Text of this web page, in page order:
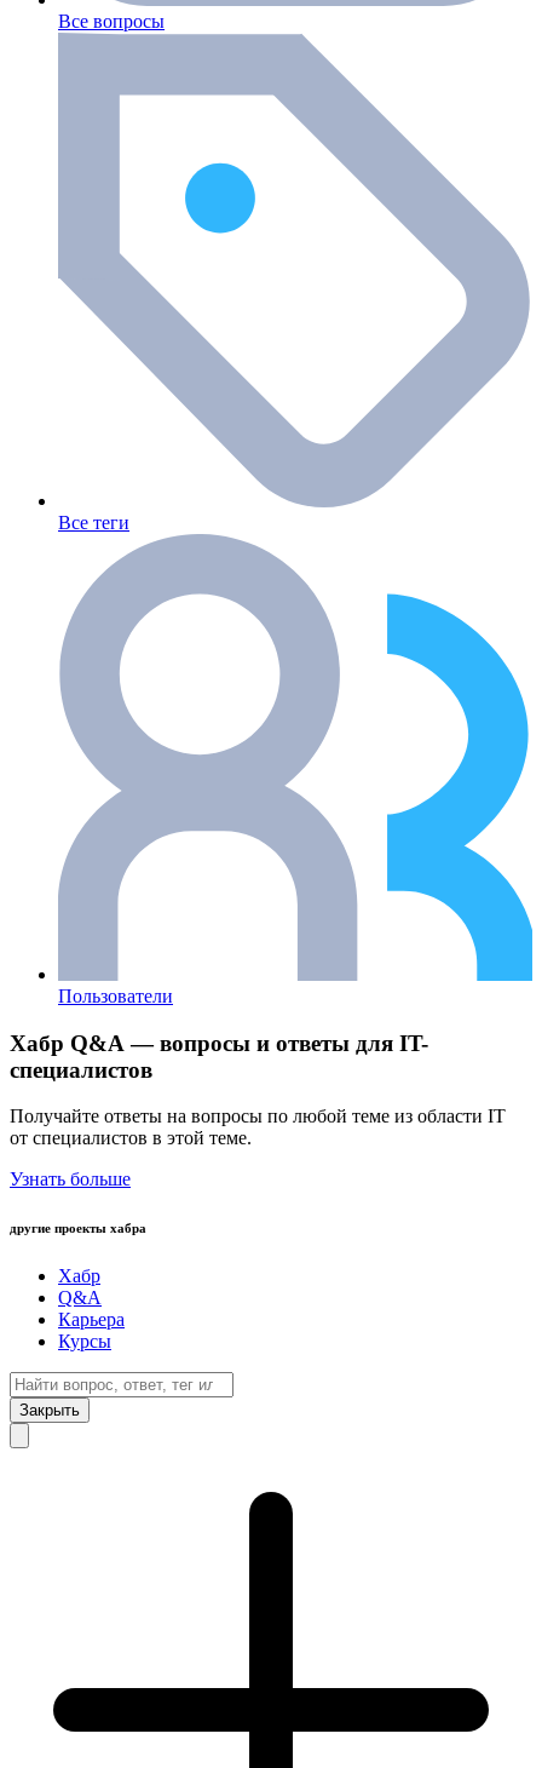
Все вопросы
Все теги
Пользователи
Хабр Q&A — вопросы и ответы для IT-
специалистов
Получайте ответы на вопросы по любой теме из области IT
от специалистов в этой теме.
Узнать больше
другие проекты хабра
Хабр
Q&A
Карьера
Курсы
Закрыть